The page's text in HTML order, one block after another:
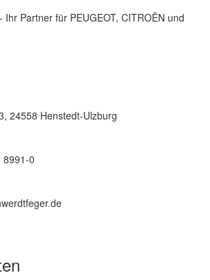
Partner für PEUGEOT, CITROËN und
24558 Henstedt-Ulzburg
8991-0